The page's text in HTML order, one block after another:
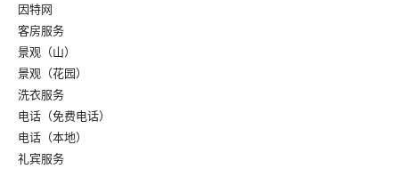
因特网
客房服务
景观（山）
景观（花园）
洗衣服务
电话（免费电话）
电话（本地）
礼宾服务